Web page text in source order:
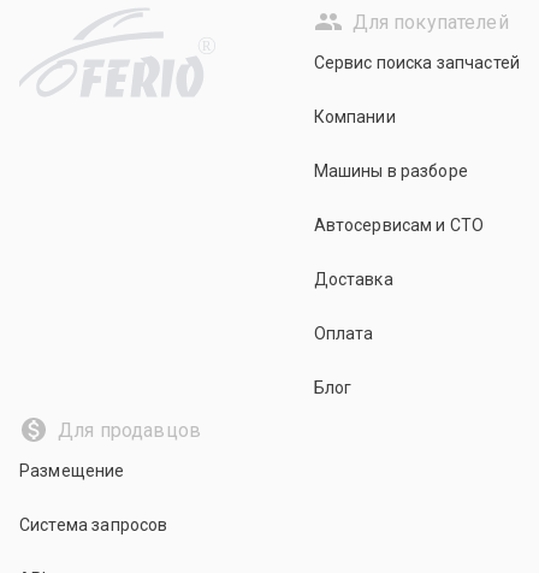
R
Для покупателей
Сервис поиска запчастей
Компании
Машины в разборе
Автосервисам и СТО
Доставка
Оплата
Блог
Для продавцов
Размещение
Система запросов